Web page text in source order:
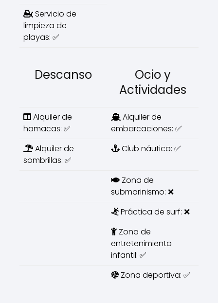
Servicio de
limpieza de
playas: ✅
Descanso
Ocio y
Actividades
Alquiler de
hamacas: ✅
Alquiler de
embarcaciones: ✅
Alquiler de
sombrillas: ✅
Club náutico: ✅
Zona de
submarinismo: ❌
Práctica de surf: ❌
Zona de
entretenimiento
infantil: ✅
Zona deportiva: ✅